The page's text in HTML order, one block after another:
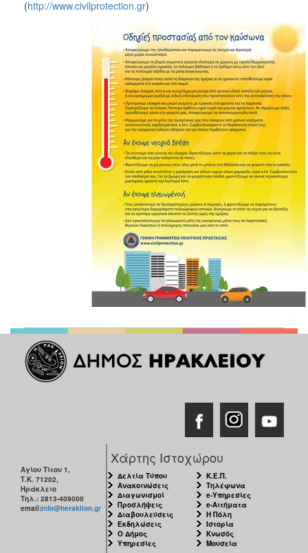
(http://www.civilprotection.gr)
Αγίου Τίτου 1,
Τ.Κ. 71202,
Ηράκλειο
Τηλ.: 2813-409000
email:info@heraklion.gr
Χάρτης Ιστοχώρου
Δελτία Τύπου
Ανακοινώσεις
Διαγωνισμοί
Προσλήψεις
Διαβουλεύσεις
Εκδηλώσεις
Ο Δήμος
Υπηρεσίες
Κ.Ε.Π.
Τηλέφωνα
e-Υπηρεσίες
e-Αιτήματα
Η Πόλη
Ιστορία
Κνωσός
Μουσεία